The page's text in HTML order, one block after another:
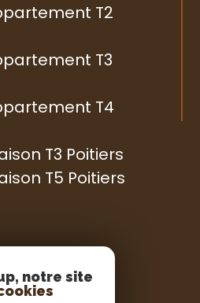
T2
T3
T4
T3 Poitiers
T5 Poitiers
notre site